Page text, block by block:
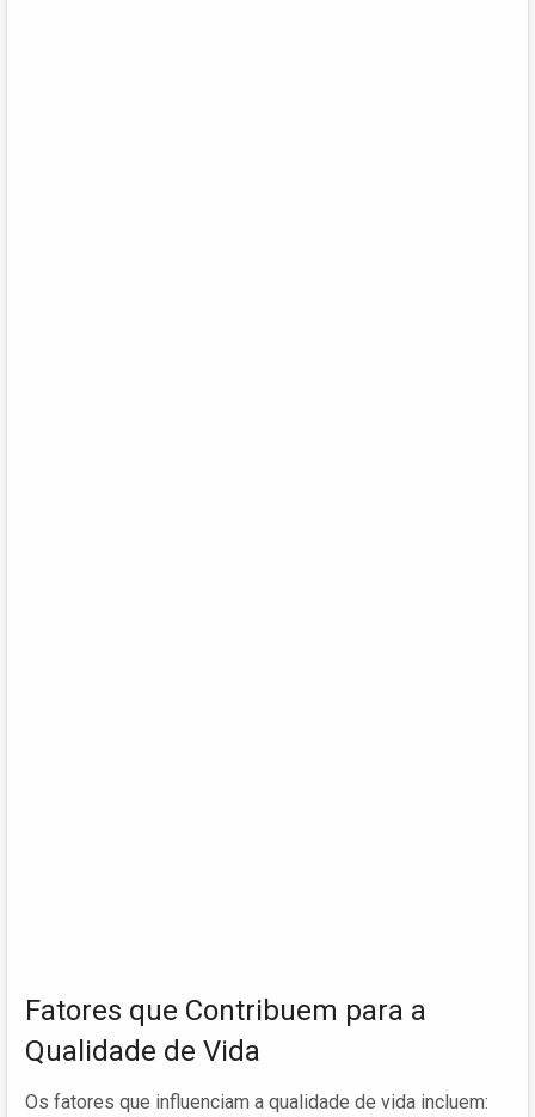
Fatores que Contribuem para a
Qualidade de Vida
Os fatores que influenciam a qualidade de vida incluem: